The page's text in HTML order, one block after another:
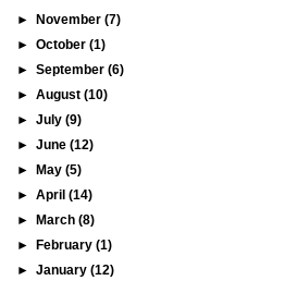
► November(7)
►October(1)
►September(6)
►August(10)
►July(9)
►June(12)
►
May(5)
►April(14)
►
March(8)
►
February(1)
►January(12)